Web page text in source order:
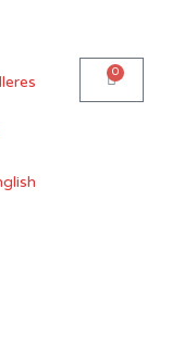
0
Carro